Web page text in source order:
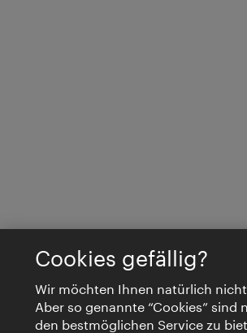
Cookies gefällig?
Wir möchten Ihnen natürlich
Aber so genannte “Cookies”
den bestmöglichen Service zu